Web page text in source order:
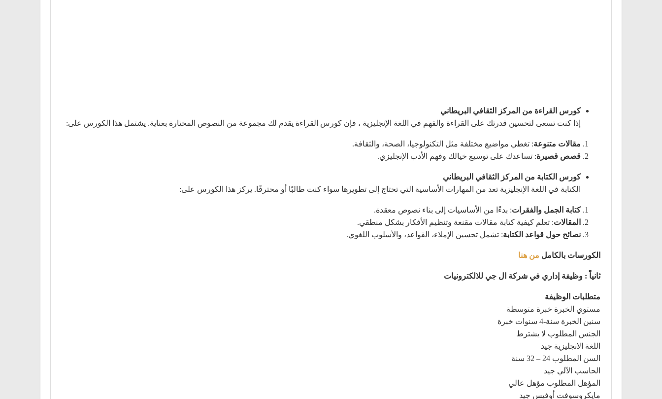
كورس القراءة من المركز الثقافي البريطاني
إذا كنت تسعى لتحسين قدرتك على القراءة والفهم في اللغة الإنجليزية ، فإن كورس القراءة يقدم لك مجموعة من النصوص المختارة بعناية. يشتمل هذا الكورس على:
مقالات متنوعة: تغطي مواضيع مختلفة مثل التكنولوجيا، الصحة، والثقافة.
قصص قصيرة: تساعدك على توسيع خيالك وفهم الأدب الإنجليزي.
كورس الكتابة من المركز الثقافي البريطاني
الكتابة في اللغة الإنجليزية تعد من المهارات الأساسية التي تحتاج إلى تطويرها سواء كنت طالبًا أو محترفًا. يركز هذا الكورس على:
كتابة الجمل والفقرات: بدءًا من الأساسيات إلى بناء نصوص معقدة.
المقالات: تعلم كيفية كتابة مقالات مقنعة وتنظيم الأفكار بشكل منطقي.
نصائح حول قواعد الكتابة: تشمل تحسين الإملاء، القواعد، والأسلوب اللغوي.
الكورسات بالكامل من هنا
ثانياً : وظيفة إداري في شركة ال جي للالكترونيات
متطلبات الوظيفة
مستوي الخبرة خبرة متوسطة
سنين الخبرة سنة-‎4 سنوات خبرة
الجنس المطلوب لا يشترط
اللغة الانجليزية جيد
السن المطلوب 24 – 32 سنة
الحاسب الآلي جيد
المؤهل المطلوب مؤهل عالي
مايكروسوفت أوفيس جيد